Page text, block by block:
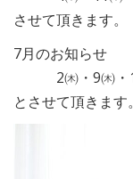
させて頂きます。
7月のお知らせ
2㈭・9㈭・16
とさせて頂きます。